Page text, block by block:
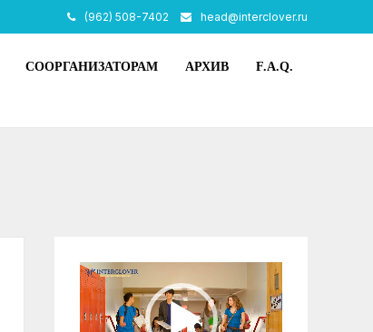
(962) 508-7402 head@interclover.ru
СООРГАНИЗАТОРАМ АРХИВ F.A.Q.
Видеоплеер